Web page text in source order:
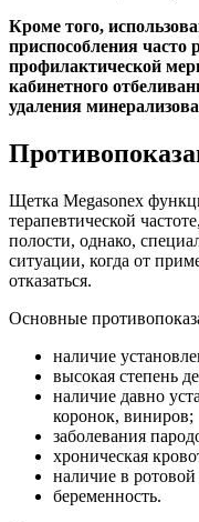
Кроме того,
приспособления часто
профилактической
кабинетного
удаления
Щетка Megasonex
терапевтической
полости, однако,
ситуации, когда от
отказаться.
Основные
наличие
высокая степень
наличие давно
коронок, виниров;
заболевания
хроническая
наличие в
беременность.